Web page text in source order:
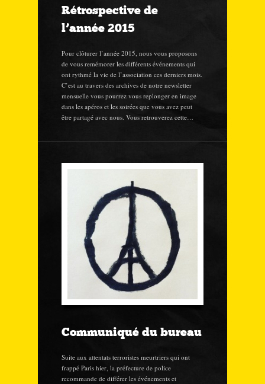
Rétrospective de
l’année 2015
Pour clôturer l’année 2015, nous vous proposons
de vous remémorer les différents événements qui
ont rythmé la vie de l’association ces derniers mois.
C’est au travers des archives de notre newsletter
mensuelle vous pourrez vous replonger en image
dans les apéros et les soirées que vous avez peut
être partagé avec nous. Vous retrouverez cette…
Communiqué du bureau
Suite aux attentats terroristes meurtriers qui ont
frappé Paris hier, la préfecture de police
recommande de différer les événements et